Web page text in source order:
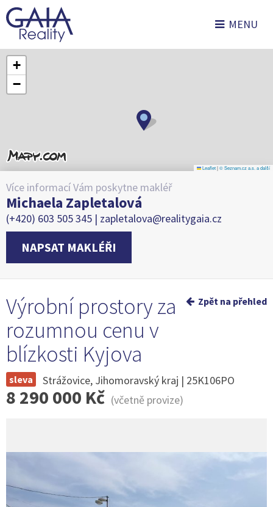
MENU
+
−
Leaflet|© Seznam.cz a.s. a další
Více informací Vám poskytne makléř
Michaela Zapletalová
(+420) 603 505 345 | zapletalova@realitygaia.cz
NAPSAT MAKLÉŘI
Zpět na přehled
Výrobní prostory za
rozumnou cenu v
blízkosti Kyjova
sleva Strážovice, Jihomoravský kraj | 25K106PO
8 290 000 Kč (včetně provize)